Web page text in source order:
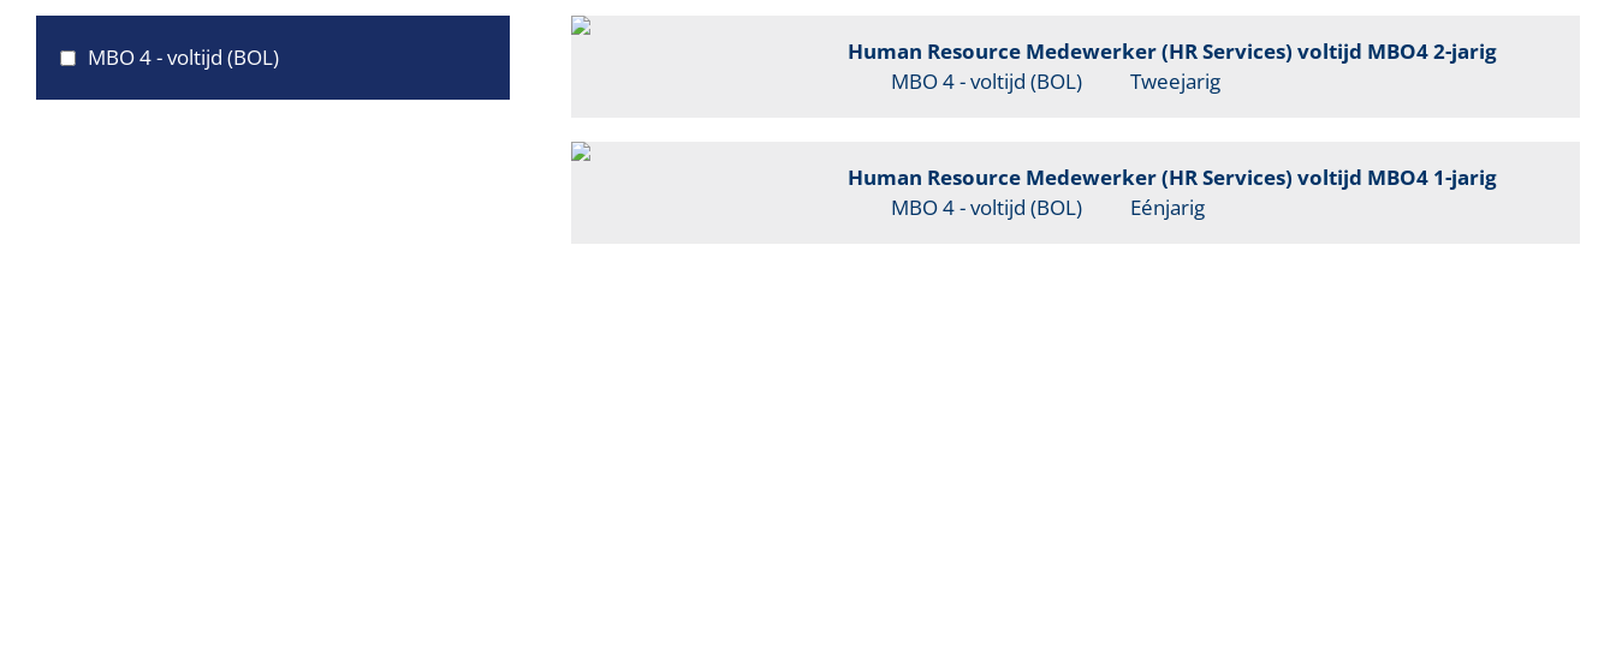
MBO 4 - voltijd (BOL)
Human Resource Medewerker (HR Services) voltijd MBO4 2-jarig
MBO 4 - voltijd (BOL)
Tweejarig
Human Resource Medewerker (HR Services) voltijd MBO4 1-jarig
MBO 4 - voltijd (BOL)
Eénjarig